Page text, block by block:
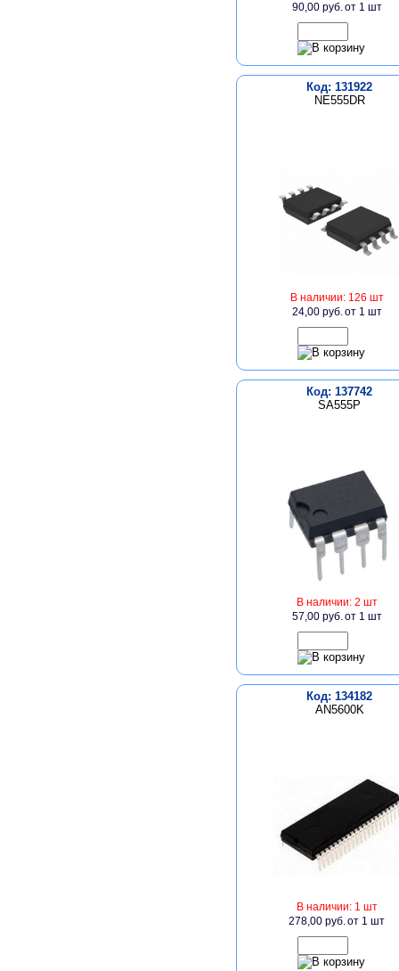
90,00 руб.от 1 шт
Код: 131922
NE555DR
В наличии: 126 шт
24,00 руб.от 1 шт
Код: 137742
SA555P
В наличии: 2 шт
57,00 руб.от 1 шт
Код: 134182
AN5600K
В наличии: 1 шт
278,00 руб.от 1 шт